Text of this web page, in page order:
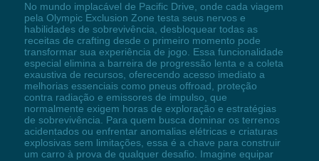
No mundo implacável de Pacific Drive, onde cada viagem
pela Olympic Exclusion Zone testa seus nervos e
habilidades de sobrevivência, desbloquear todas as
receitas de crafting desde o primeiro momento pode
transformar sua experiência de jogo. Essa funcionalidade
especial elimina a barreira de progressão lenta e a coleta
exaustiva de recursos, oferecendo acesso imediato a
melhorias essenciais como pneus offroad, proteção
contra radiação e emissores de impulso, que
normalmente exigem horas de exploração e estratégias
de sobrevivência. Para quem busca dominar os terrenos
acidentados ou enfrentar anomalias elétricas e criaturas
explosivas sem limitações, essa é a chave para construir
um carro à prova de qualquer desafio. Imagine equipar